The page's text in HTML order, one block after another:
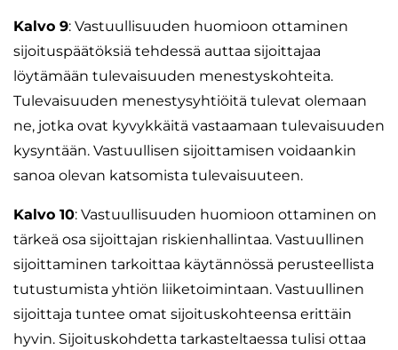
Kalvo 9: Vastuullisuuden huomioon ottaminen
sijoituspäätöksiä tehdessä auttaa sijoittajaa
löytämään tulevaisuuden menestyskohteita.
Tulevaisuuden menestysyhtiöitä tulevat olemaan
ne, jotka ovat kyvykkäitä vastaamaan tulevaisuuden
kysyntään. Vastuullisen sijoittamisen voidaankin
sanoa olevan katsomista tulevaisuuteen.
Kalvo 10: Vastuullisuuden huomioon ottaminen on
tärkeä osa sijoittajan riskienhallintaa. Vastuullinen
sijoittaminen tarkoittaa käytännössä perusteellista
tutustumista yhtiön liiketoimintaan. Vastuullinen
sijoittaja tuntee omat sijoituskohteensa erittäin
hyvin. Sijoituskohdetta tarkasteltaessa tulisi ottaa